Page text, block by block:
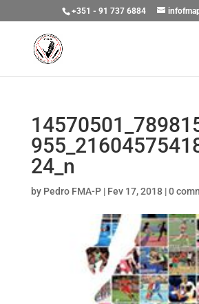
+351 - 91 737 6884
24_n
by Pedro FMA-P| Fev 17, 2018|0